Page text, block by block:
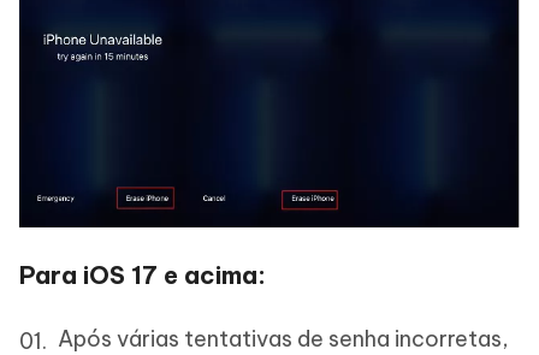
Para iOS 17 e acima:
Após várias tentativas de senha incorretas,